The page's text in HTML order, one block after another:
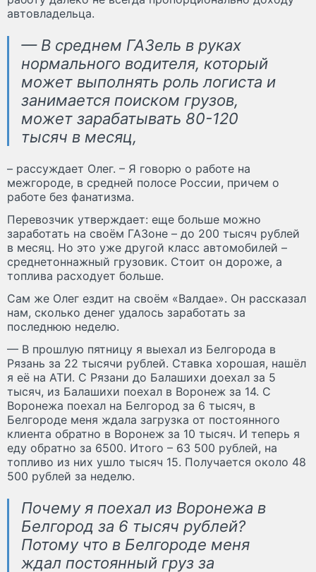
автовладельца.
— В среднем ГАЗель в руках
нормального водителя, который
может выполнять роль логиста и
занимается поиском грузов,
может зарабатывать 80-120
тысяч в месяц,
– рассуждает Олег. – Я говорю о работе на
межгороде, в средней полосе России, причем о
работе без фанатизма.
Перевозчик утверждает: еще больше можно
заработать на своём ГАЗоне – до 200 тысяч рублей
в месяц. Но это уже другой класс автомобилей –
среднетоннажный грузовик. Стоит он дороже, а
топлива расходует больше.
Сам же Олег ездит на своём «Валдае». Он рассказал
нам, сколько денег удалось заработать за
последнюю неделю.
— В прошлую пятницу я выехал из Белгорода в
Рязань за 22 тысячи рублей. Ставка хорошая, нашёл
я её на АТИ. С Рязани до Балашихи доехал за 5
тысяч, из Балашихи поехал в Воронеж за 14. С
Воронежа поехал на Белгород за 6 тысяч, в
Белгороде меня ждала загрузка от постоянного
клиента обратно в Воронеж за 10 тысяч. И теперь я
еду обратно за 6500. Итого – 63 500 рублей, на
топливо из них ушло тысяч 15. Получается около 48
500 рублей за неделю.
Почему я поехал из Воронежа в
Белгород за 6 тысяч рублей?
Потому что в Белгороде меня
ждал постоянный груз за